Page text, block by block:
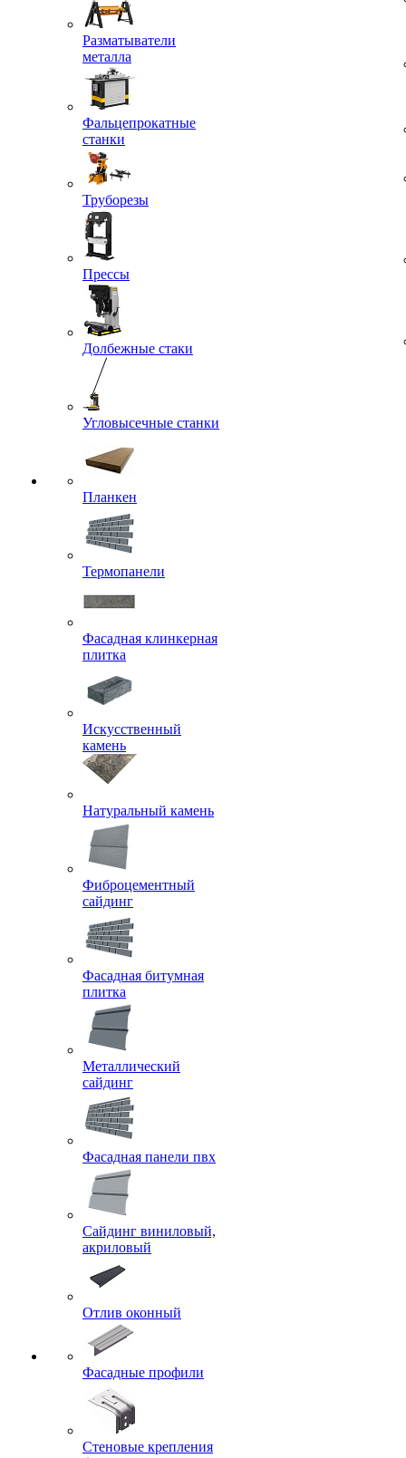
Разматыватели
металла
Фальцепрокатные
станки
Труборезы
Прессы
Долбежные стаки
Угловысечные станки
Планкен
Термопанели
Фасадная клинкерная
плитка
Искусственный
камень
Натуральный камень
Фиброцементный
сайдинг
Фасадная битумная
плитка
Металлический
сайдинг
Фасадная панели пвх
Сайдинг виниловый,
акриловый
Отлив оконный
Фасадные профили
Стеновые крепления